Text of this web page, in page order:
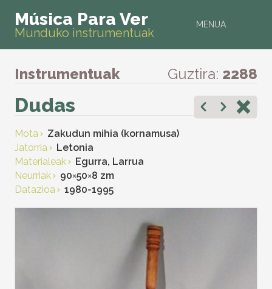
MENUA
Música Para Ver
Munduko instrumentuak
Instrumentuak Guztira: 2288
Dudas
Mota
Zakudun mihia (kornamusa)
Jatorria
Letonia
Materialeak
Egurra, Larrua
Neurriak
90×50×8 zm
Datazioa
1980-1995